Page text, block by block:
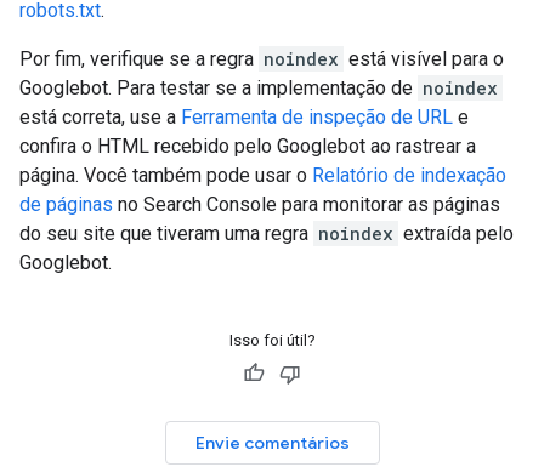
robots.txt.
Por fim, verifique se a regra noindex está visível para o
Googlebot. Para testar se a implementação de noindex
está correta, use a Ferramenta de inspeção de URL e
confira o HTML recebido pelo Googlebot ao rastrear a
página. Você também pode usar o Relatório de indexação
de páginas no Search Console para monitorar as páginas
do seu site que tiveram uma regra noindex extraída pelo
Googlebot.
Isso foi útil?
Envie comentários